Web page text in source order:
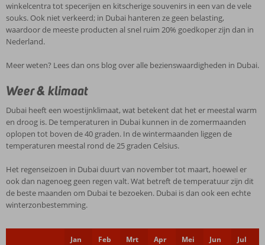
winkelcentra tot specerijen en kitscherige souvenirs in een van de vele
souks. Ook niet verkeerd; in Dubai hanteren ze geen belasting,
waardoor de meeste producten al snel ruim 20% goedkoper zijn dan in
Nederland.
Meer weten? Lees dan ons blog over alle bezienswaardigheden in Dubai.
Weer & klimaat
Dubai heeft een woestijnklimaat, wat betekent dat het er meestal warm
en droog is. De temperaturen in Dubai kunnen in de zomermaanden
oplopen tot boven de 40 graden. In de wintermaanden liggen de
temperaturen meestal rond de 25 graden Celsius.
Het regenseizoen in Dubai duurt van november tot maart, hoewel er
ook dan nagenoeg geen regen valt. Wat betreft de temperatuur zijn dit
de beste maanden om Dubai te bezoeken. Dubai is dan ook een echte
winterzonbestemming.
Jan Feb Mrt Apr Mei Jun Jul